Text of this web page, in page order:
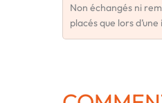
Non échangés ni
placés que lors